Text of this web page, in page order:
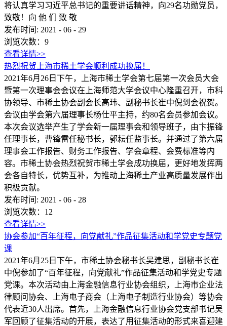
将认真学习习近平总书记的重要讲话精神，向29名功勋党员，
致敬！向 他 们 致 敬
发布时间: 2021 - 06 - 29
浏览次数： 9
查看详情>>
热烈祝贺上海市稀土学会顺利成功换届！
2021年6月26日下午，上海市稀土学会第七届第一次会员大会
暨第一次理事会会议在上海师范大学会议中心隆重召开，市科
协领导、市稀土协会副会长高玮、副秘书长崔中倪到会祝贺。
会议由学会第六届理事长杨仕平主持，约80名会员参加会议。
本次会议选举产生了学会新一届理事会和领导班子，由卞振锋
任理事长，曹锋雷任秘书长，郭耘任监事长。并通过了第六届
理事会工作报告、财务工作报告、学会章程、会费标准等内
容。市稀土协会热烈祝贺市稀土学会成功换届，更好地发挥两
会各自特长，优势互补，为推动上海稀土产业高质量发展作出
积极贡献。
发布时间: 2021 - 06 - 28
浏览次数： 12
查看详情>>
协会参加“百年征程，向党献礼”作品征集活动和学党史专题党
课
2021年6月25日下午，市稀土协会秘书长吴建思，副秘书长崔
中倪参加了“百年征程，向党献礼”作品征集活动和学党史专题
党课。本次活动由上海金融信息行业协会组织，上海市企业法
律顾问协会、上海电子商会（上海电子制造行业协会）等协会
代表近30人出席。首先，上海金融信息行业协会党支部书记吴
军回顾了征集活动的开展，表达了用征集活动的形式来喜迎建